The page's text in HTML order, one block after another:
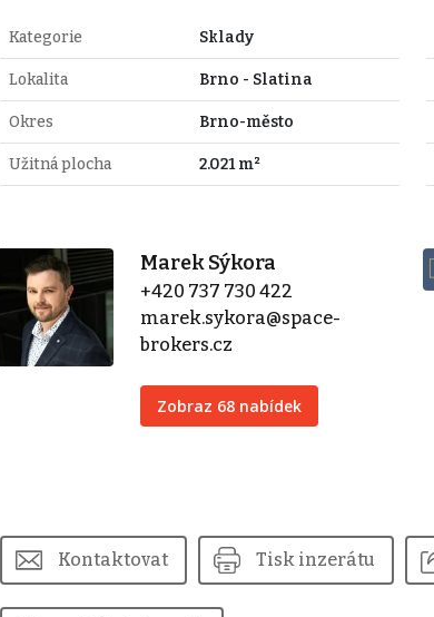
Kategorie Sklady
Lokalita Brno - Slatina
Okres Brno-město
Užitná plocha 2.021 m²
Marek Sýkora
+420 737 730 422
marek.sykora@space-
brokers.cz
Zobraz 68 nabídek
Kontaktovat Tisk inzerátu